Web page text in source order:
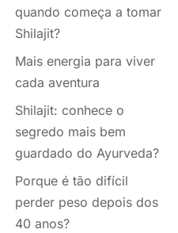
quando começa a tomar
Shilajit?
Mais energia para viver
cada aventura
Shilajit: conhece o
segredo mais bem
guardado do Ayurveda?
Porque é tão difícil
perder peso depois dos
40 anos?